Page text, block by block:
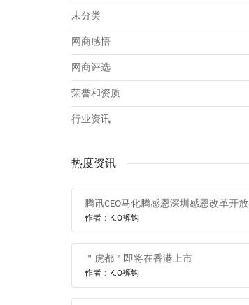
未分类
网商感悟
网商评选
荣誉和资质
行业资讯
热度资讯
腾讯CEO马化腾感恩深圳感恩改革开放
作者：K.O裤钩
＂虎都＂即将在香港上市
作者：K.O裤钩